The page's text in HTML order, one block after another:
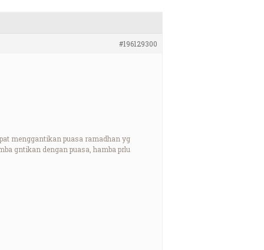
#196129300
menggantikan puasa ramadhan yg
gntikan dengan puasa, hamba prlu